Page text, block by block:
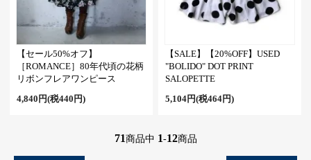
【セール50%オフ】
［ROMANCE］80年代頃の花柄
リボンフレアワンピース
4,840円(税440円)
【SALE】【20%OFF】USED
"BOLIDO" DOT PRINT
SALOPETTE
5,104円(税464円)
71商品中 1-12商品